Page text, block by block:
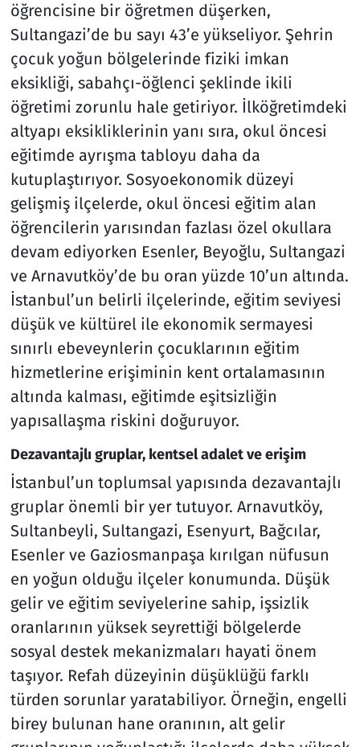
öğrencisine bir öğretmen düşerken,
Sultangazi’de bu sayı 43’e yükseliyor. Şehrin
çocuk yoğun bölgelerinde fiziki imkan
eksikliği, sabahçı-öğlenci şeklinde ikili
öğretimi zorunlu hale getiriyor. İlköğretimdeki
altyapı eksikliklerinin yanı sıra, okul öncesi
eğitimde ayrışma tabloyu daha da
kutuplaştırıyor. Sosyoekonomik düzeyi
gelişmiş ilçelerde, okul öncesi eğitim alan
öğrencilerin yarısından fazlası özel okullara
devam ediyorken Esenler, Beyoğlu, Sultangazi
ve Arnavutköy’de bu oran yüzde 10’un altında.
İstanbul’un belirli ilçelerinde, eğitim seviyesi
düşük ve kültürel ile ekonomik sermayesi
sınırlı ebeveynlerin çocuklarının eğitim
hizmetlerine erişiminin kent ortalamasının
altında kalması, eğitimde eşitsizliğin
yapısallaşma riskini doğuruyor.
Dezavantajlı gruplar, kentsel adalet ve erişim
İstanbul’un toplumsal yapısında dezavantajlı
gruplar önemli bir yer tutuyor. Arnavutköy,
Sultanbeyli, Sultangazi, Esenyurt, Bağcılar,
Esenler ve Gaziosmanpaşa kırılgan nüfusun
en yoğun olduğu ilçeler konumunda. Düşük
gelir ve eğitim seviyelerine sahip, işsizlik
oranlarının yüksek seyrettiği bölgelerde
sosyal destek mekanizmaları hayati önem
taşıyor. Refah düzeyinin düşüklüğü farklı
türden sorunlar yaratabiliyor. Örneğin, engelli
birey bulunan hane oranının, alt gelir